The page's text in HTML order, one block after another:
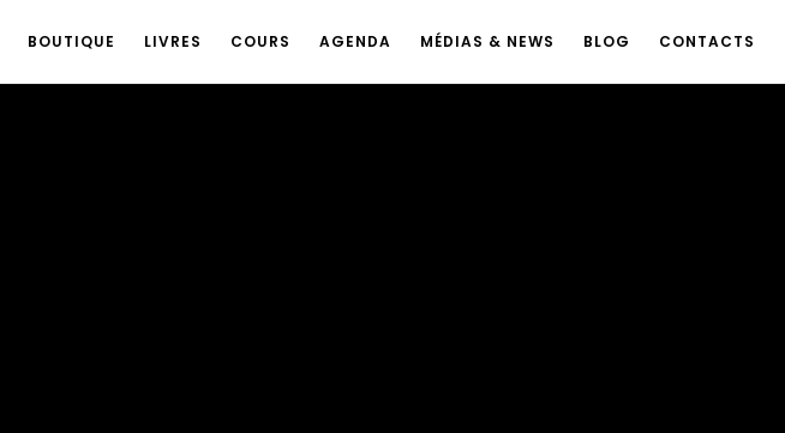
BOUTIQUE LIVRES COURS AGENDA MÉDIAS & NEWS BLOG CONTACTS